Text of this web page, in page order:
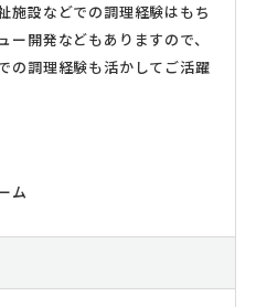
施設などでの調理経験はもち
開発などもありますので、
の調理経験も活かしてご活躍
ム